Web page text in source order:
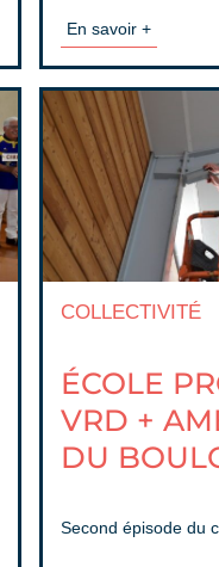
En savoir +
COLLECTIVITÉ
ÉCOLE
VRD +
DU
Second épisode du